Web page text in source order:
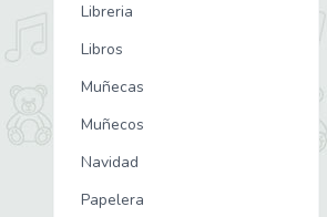
Libreria
Libros
Muñecas
Muñecos
Navidad
Papelera